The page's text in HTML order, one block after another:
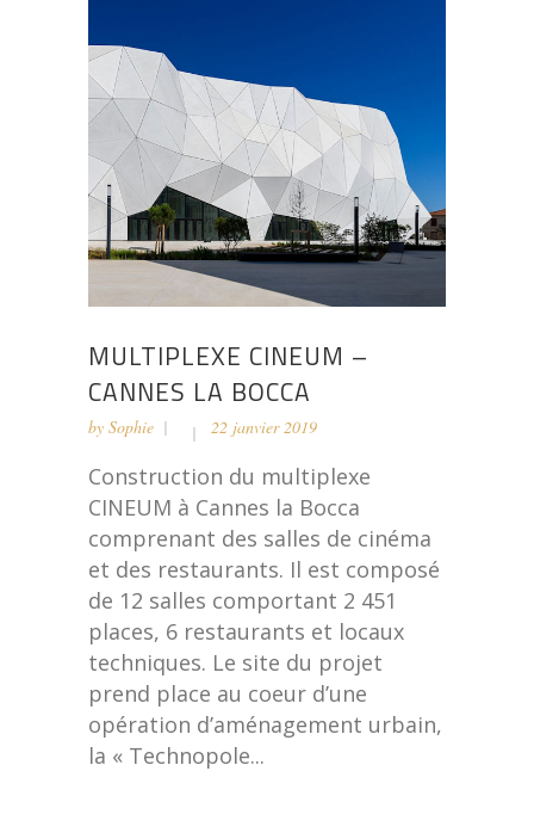
MULTIPLEXE CINEUM –
CANNES LA BOCCA
by Sophie 22 janvier 2019
Construction du multiplexe
CINEUM à Cannes la Bocca
comprenant des salles de cinéma
et des restaurants. Il est composé
de 12 salles comportant 2 451
places, 6 restaurants et locaux
techniques. Le site du projet
prend place au coeur d’une
opération d’aménagement urbain,
la « Technopole...